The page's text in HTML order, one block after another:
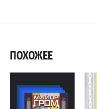
ПОХОЖЕЕ